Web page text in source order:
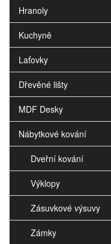
Hranoly
Kuchyně
Laťovky
Dřevěné lišty
MDF Desky
Nábytkové kování
Dveřní kování
Výklopy
Zásuvkové výsuvy
Zámky